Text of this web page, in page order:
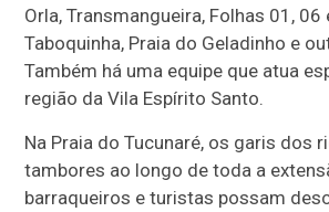
Orla, Transmangueira, Folhas 01, 06
Taboquinha, Praia do Geladinho e
Também há uma equipe que atua
região da Vila Espírito Santo.
Na Praia do Tucunaré, os garis dos
tambores ao longo de toda a
barraqueiros e turistas possam